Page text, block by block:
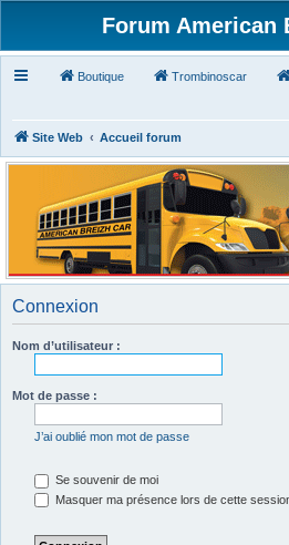
Forum American
Boutique Trombinoscar
Site Web Accueil forum
Connexion
Nom d’utilisateur :
Mot de passe :
J’ai oublié mon mot de passe
Se souvenir de moi
Masquer ma présence lors de cette